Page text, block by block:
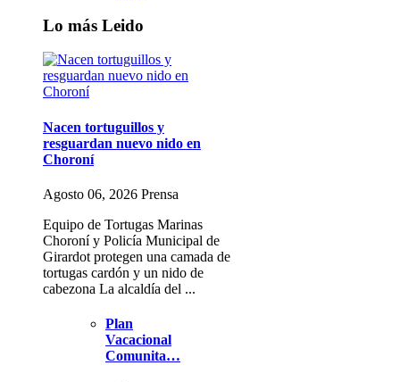
Lo más Leido
Nacen tortuguillos y
resguardan nuevo nido en
Choroní
Agosto 06, 2026 Prensa
Equipo de Tortugas Marinas
Choroní y Policía Municipal de
Girardot protegen una camada de
tortugas cardón y un nido de
cabezona La alcaldía del ...
Plan
Vacacional
Comunita…